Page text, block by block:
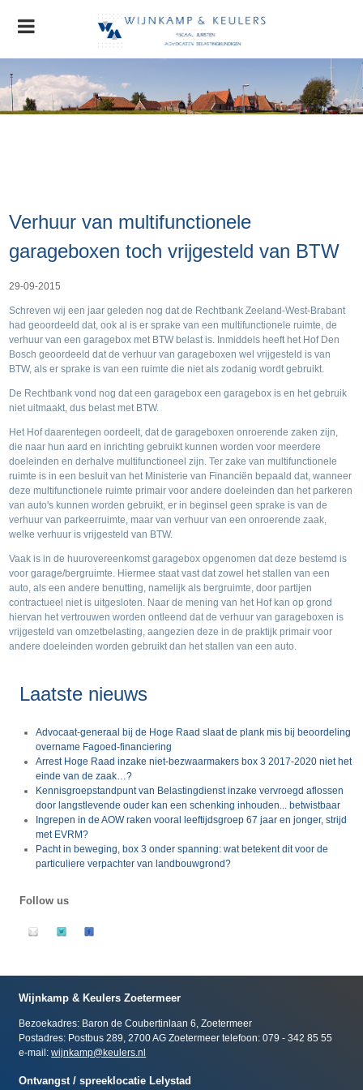
Home
Organisatie
Stichting MVO
Contact
Verhuur van multifunctionele
garageboxen toch vrijgesteld van BTW
29-09-2015
Schreven wij een jaar geleden nog dat de Rechtbank Zeeland-West-Brabant
had geoordeeld dat, ook al is er sprake van een multifunctionele ruimte, de
verhuur van een garagebox met BTW belast is. Inmiddels heeft het Hof Den
Bosch geoordeeld dat de verhuur van garageboxen wel vrijgesteld is van
BTW, als er sprake is van een ruimte die niet als zodanig wordt gebruikt.
De Rechtbank vond nog dat een garagebox een garagebox is en het gebruik
niet uitmaakt, dus belast met BTW.
Het Hof daarentegen oordeelt, dat de garageboxen onroerende zaken zijn,
die naar hun aard en inrichting gebruikt kunnen worden voor meerdere
doeleinden en derhalve multifunctioneel zijn. Ter zake van multifunctionele
ruimte is in een besluit van het Ministerie van Financiën bepaald dat, wanneer
deze multifunctionele ruimte primair voor andere doeleinden dan het parkeren
van auto's kunnen worden gebruikt, er in beginsel geen sprake is van de
verhuur van parkeerruimte, maar van verhuur van een onroerende zaak,
welke verhuur is vrijgesteld van BTW.
Vaak is in de huurovereenkomst garagebox opgenomen dat deze bestemd is
voor garage/bergruimte. Hiermee staat vast dat zowel het stallen van een
auto, als een andere benutting, namelijk als bergruimte, door partijen
contractueel niet is uitgesloten. Naar de mening van het Hof kan op grond
hiervan het vertrouwen worden ontleend dat de verhuur van garageboxen is
vrijgesteld van omzetbelasting, aangezien deze in de praktijk primair voor
andere doeleinden worden gebruikt dan het stallen van een auto.
Laatste nieuws
Advocaat-generaal bij de Hoge Raad slaat de plank mis bij beoordeling
overname Fagoed-financiering
Arrest Hoge Raad inzake niet-bezwaarmakers box 3 2017-2020 niet het
einde van de zaak…?
Kennisgroepstandpunt van Belastingdienst inzake vervroegd aflossen
door langstlevende ouder kan een schenking inhouden... betwistbaar
Ingrepen in de AOW raken vooral leeftijdsgroep 67 jaar en jonger, strijd
met EVRM?
Pacht in beweging, box 3 onder spanning: wat betekent dit voor de
particuliere verpachter van landbouwgrond?
Follow us
Wijnkamp & Keulers Zoetermeer
Bezoekadres: Baron de Coubertinlaan 6, Zoetermeer
Postadres: Postbus 289, 2700 AG Zoetermeer telefoon: 079 - 342 85 55
e-mail:wijnkamp@keulers.nl
Ontvangst / spreeklocatie Lelystad